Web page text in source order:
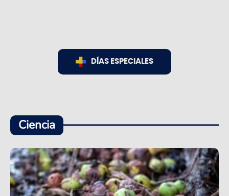
DÍAS ESPECIALES
Ciencia